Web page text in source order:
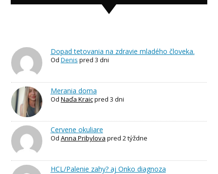
Dopad tetovania na zdravie mladého človeka.
Od Denis pred 3 dni
Merania doma
Od Naďa Kraicpred 3 dni
Cervene okuliare
Od Anna Pribylova pred 2 týždne
HCL/Palenie zahy? aj Onko diagnoza